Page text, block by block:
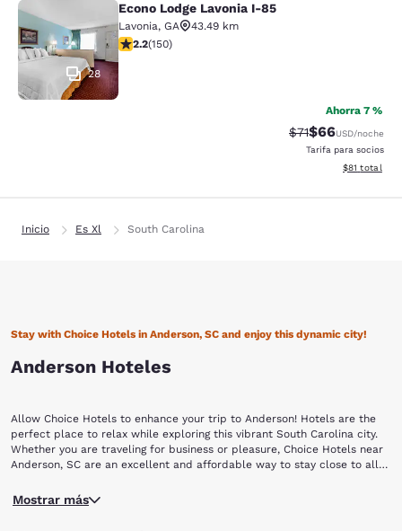
Econo Lodge Lavonia I-85
28
Econo Lodge Lavonia I-85
Lavonia, GA
43.49 km
calificación de 2.21 estrellas. Feria. 150 reseñas
2.2(150)
Ahorra 7 %
Precio tachado:
$71Precio con
$66USD/noche
Tarifa para socios
Ver detalles
$81 total
Inicio Es Xl South Carolina
Stay with Choice Hotels in Anderson, SC and enjoy this dynamic city!
Anderson Hoteles
Allow Choice Hotels to enhance your trip to Anderson! Hotels are the
perfect place to relax while exploring this vibrant South Carolina city.
Whether you are traveling for business or pleasure, Choice Hotels near
Anderson, SC are an excellent and affordable way to stay close to all
This area was first inhabited by the Cherokee Native Americans, who
ceded the land to South Carolina in a treaty negotiated by Andrew
Mostrar más